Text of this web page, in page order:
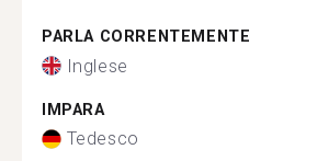
PARLA CORRENTEMENTE
Inglese
IMPARA
Tedesco